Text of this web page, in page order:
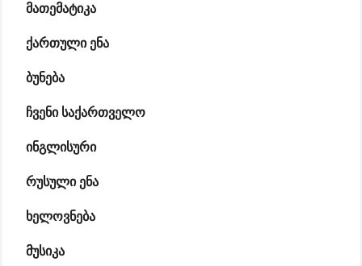
მათემატიკა
ქართული ენა
ბუნება
ჩვენი საქართველო
ინგლისური
რუსული ენა
ხელოვნება
მუსიკა